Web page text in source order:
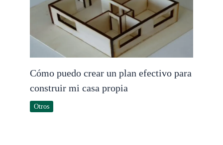
Cómo puedo crear un plan efectivo para
construir mi casa propia
Otros